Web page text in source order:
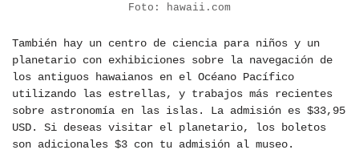
Foto: hawaii.com
También hay un centro de ciencia para niños y un
planetario con exhibiciones sobre la navegación de
los antiguos hawaianos en el Océano Pacífico
utilizando las estrellas, y trabajos más recientes
sobre astronomía en las islas. La admisión es $33,95
USD. Si deseas visitar el planetario, los boletos
son adicionales $3 con tu admisión al museo.